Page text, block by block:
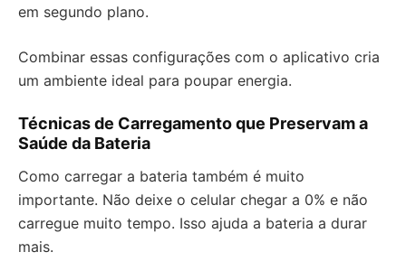
em segundo plano.
Combinar essas configurações com o aplicativo cria
um ambiente ideal para poupar energia.
Técnicas de Carregamento que Preservam a
Saúde da Bateria
Como carregar a bateria também é muito
importante. Não deixe o celular chegar a 0% e não
carregue muito tempo. Isso ajuda a bateria a durar
mais.